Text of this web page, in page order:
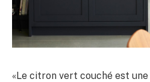
«Le citron vert couché est